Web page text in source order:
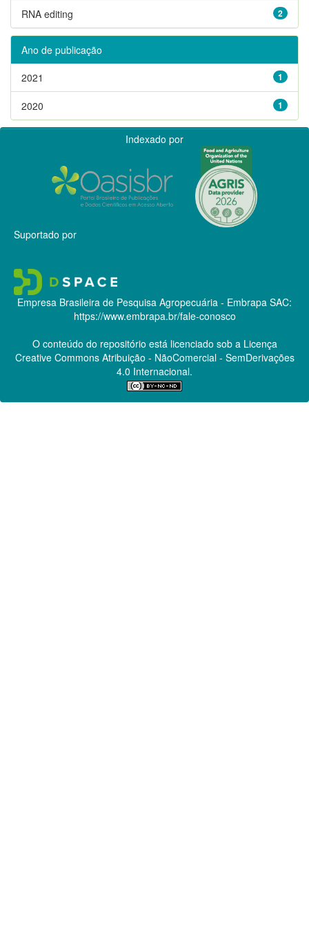
2
RNA editing
Ano de publicação
1
2021
1
2020
Indexado por
Suportado por
Empresa Brasileira de Pesquisa Agropecuária - Embrapa SAC:
https://www.embrapa.br/fale-conosco
O conteúdo do repositório está licenciado sob a Licença
Creative CommonsAtribuição - NãoComercial - SemDerivações
4.0 Internacional.